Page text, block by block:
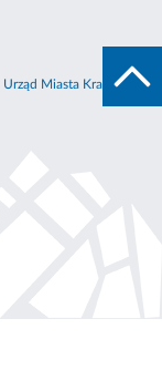
Urząd Miasta Krakowa